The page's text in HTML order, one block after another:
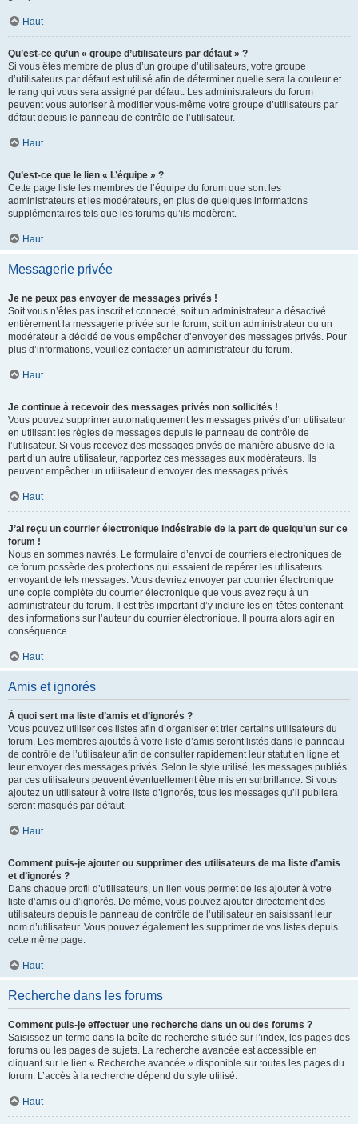
Haut
Qu’est-ce qu’un « groupe d’utilisateurs par défaut » ?
Si vous êtes membre de plus d’un groupe d’utilisateurs, votre groupe
d’utilisateurs par défaut est utilisé afin de déterminer quelle sera la couleur et
le rang qui vous sera assigné par défaut. Les administrateurs du forum
peuvent vous autoriser à modifier vous-même votre groupe d’utilisateurs par
défaut depuis le panneau de contrôle de l’utilisateur.
Haut
Qu’est-ce que le lien « L’équipe » ?
Cette page liste les membres de l’équipe du forum que sont les
administrateurs et les modérateurs, en plus de quelques informations
supplémentaires tels que les forums qu’ils modèrent.
Haut
Messagerie privée
Je ne peux pas envoyer de messages privés !
Soit vous n’êtes pas inscrit et connecté, soit un administrateur a désactivé
entièrement la messagerie privée sur le forum, soit un administrateur ou un
modérateur a décidé de vous empêcher d’envoyer des messages privés. Pour
plus d’informations, veuillez contacter un administrateur du forum.
Haut
Je continue à recevoir des messages privés non sollicités !
Vous pouvez supprimer automatiquement les messages privés d’un utilisateur
en utilisant les règles de messages depuis le panneau de contrôle de
l’utilisateur. Si vous recevez des messages privés de manière abusive de la
part d’un autre utilisateur, rapportez ces messages aux modérateurs. Ils
peuvent empêcher un utilisateur d’envoyer des messages privés.
Haut
J’ai reçu un courrier électronique indésirable de la part de quelqu’un sur ce
forum !
Nous en sommes navrés. Le formulaire d’envoi de courriers électroniques de
ce forum possède des protections qui essaient de repérer les utilisateurs
envoyant de tels messages. Vous devriez envoyer par courrier électronique
une copie complète du courrier électronique que vous avez reçu à un
administrateur du forum. Il est très important d’y inclure les en-têtes contenant
des informations sur l’auteur du courrier électronique. Il pourra alors agir en
conséquence.
Haut
Amis et ignorés
À quoi sert ma liste d’amis et d’ignorés ?
Vous pouvez utiliser ces listes afin d’organiser et trier certains utilisateurs du
forum. Les membres ajoutés à votre liste d’amis seront listés dans le panneau
de contrôle de l’utilisateur afin de consulter rapidement leur statut en ligne et
leur envoyer des messages privés. Selon le style utilisé, les messages publiés
par ces utilisateurs peuvent éventuellement être mis en surbrillance. Si vous
ajoutez un utilisateur à votre liste d’ignorés, tous les messages qu’il publiera
seront masqués par défaut.
Haut
Comment puis-je ajouter ou supprimer des utilisateurs de ma liste d’amis
et d’ignorés ?
Dans chaque profil d’utilisateurs, un lien vous permet de les ajouter à votre
liste d’amis ou d’ignorés. De même, vous pouvez ajouter directement des
utilisateurs depuis le panneau de contrôle de l’utilisateur en saisissant leur
nom d’utilisateur. Vous pouvez également les supprimer de vos listes depuis
cette même page.
Haut
Recherche dans les forums
Comment puis-je effectuer une recherche dans un ou des forums ?
Saisissez un terme dans la boîte de recherche située sur l’index, les pages des
forums ou les pages de sujets. La recherche avancée est accessible en
cliquant sur le lien « Recherche avancée » disponible sur toutes les pages du
forum. L’accès à la recherche dépend du style utilisé.
Haut